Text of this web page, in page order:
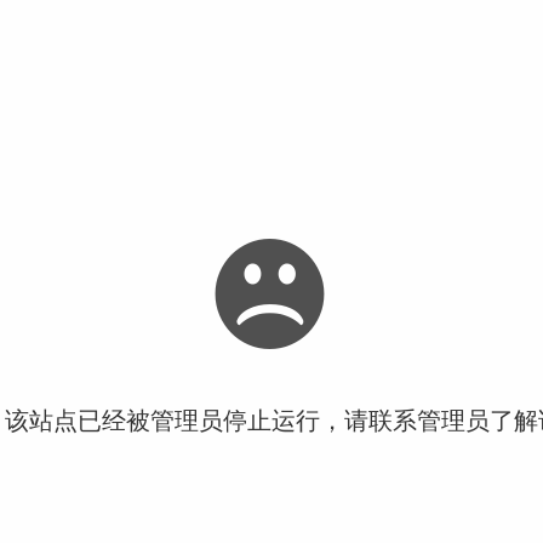
站点已经被管理员停止运行，请联系管理员了